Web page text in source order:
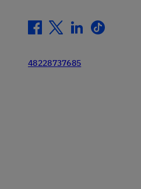
facebook
twitterlinkedin
tiktok
48228737685